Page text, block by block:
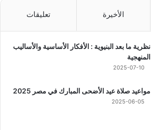
الأخيرة تعليقات
نظرية ما بعد البنيوية : الأفكار الأساسية والأساليب
المنهجية
2025-07-10
مواعيد صلاة عيد الأضحى المبارك في مصر 2025
2025-06-05